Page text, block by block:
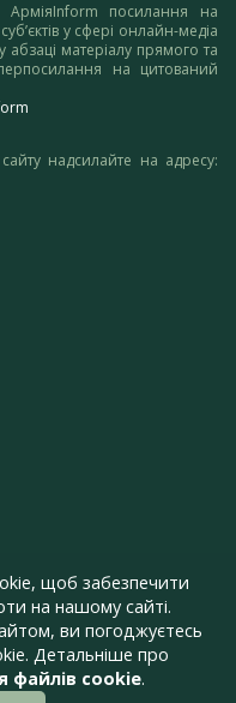
АрміяInform посилання на
у сфері онлайн-медіа
матеріалу прямого та
на цитований
надсилайте на адресу:
щоб забезпечити
на нашому сайті.
ви погоджуєтесь
Детальніше про
файлів cookie.